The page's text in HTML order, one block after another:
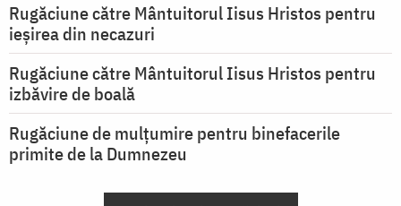
Rugăciune către Mântuitorul Iisus Hristos pentru
ieşirea din necazuri
Rugăciune către Mântuitorul Iisus Hristos pentru
izbăvire de boală
Rugăciune de mulțumire pentru binefacerile
primite de la Dumnezeu